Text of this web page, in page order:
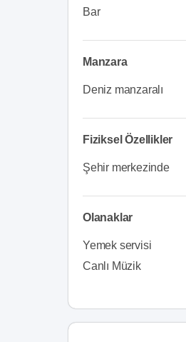
Bar
Manzara
Deniz manzaralı
Fiziksel Özellikler
Şehir merkezinde
Olanaklar
Yemek servisi
Canlı Müzik